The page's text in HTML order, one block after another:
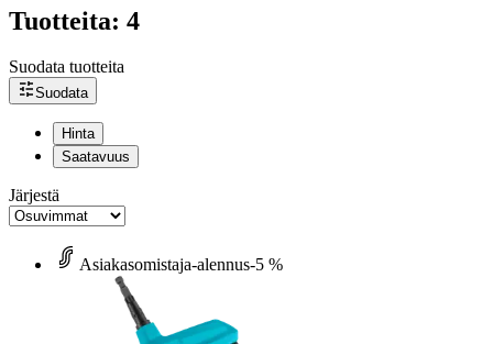
Tuotteita: 4
Suodata tuotteita
Suodata
Hinta
Saatavuus
Järjestä
Asiakasomistaja-alennus-5 %